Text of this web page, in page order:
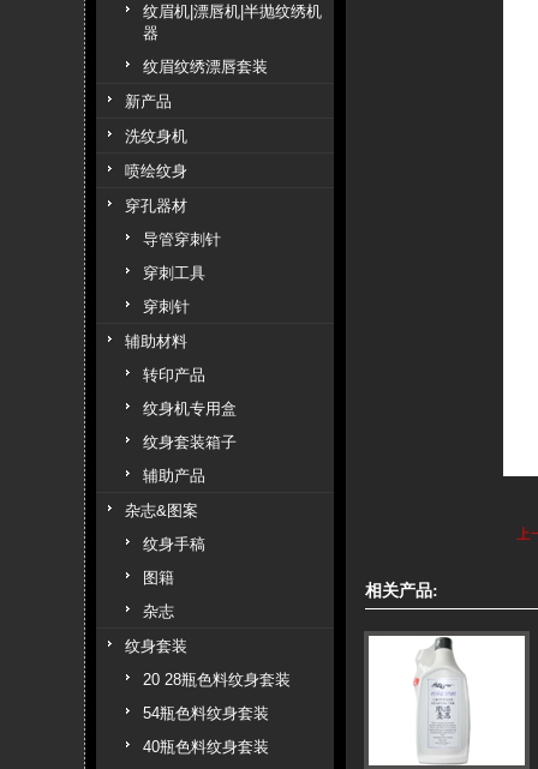
纹眉机|漂唇机|半抛纹绣机
器
纹眉纹绣漂唇套装
新产品
洗纹身机
喷绘纹身
穿孔器材
导管穿刺针
穿刺工具
穿刺针
辅助材料
转印产品
纹身机专用盒
纹身套装箱子
辅助产品
杂志&图案
纹身手稿
图籍
杂志
纹身套装
20 28瓶色料纹身套装
54瓶色料纹身套装
40瓶色料纹身套装
上
相关产品: